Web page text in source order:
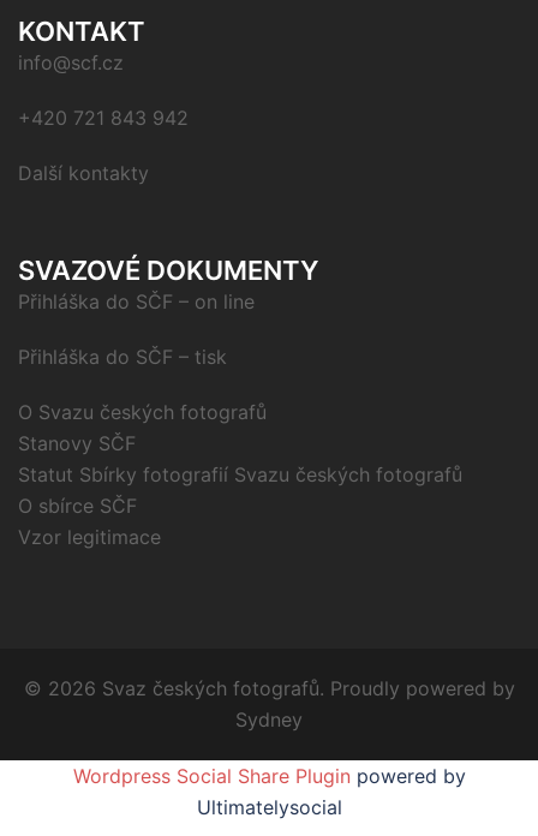
KONTAKT
info@scf.cz
+420 721 843 942
Další kontakty
SVAZOVÉ DOKUMENTY
Přihláška do SČF – on line
Přihláška do SČF – tisk
O Svazu českých fotografů
Stanovy SČF
Statut Sbírky fotografií Svazu českých fotografů
O sbírce SČF
Vzor legitimace
© 2026 Svaz českých fotografů. Proudly powered by
Sydney
Wordpress Social Share Plugin powered by
Ultimatelysocial